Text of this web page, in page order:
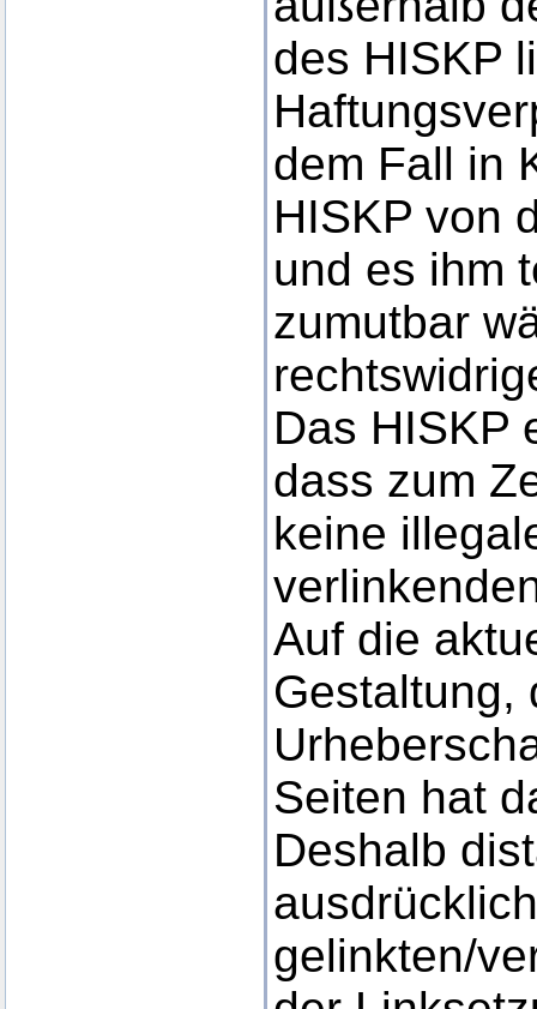
des HISKP
dem Fall in
HISKP von
und es ihm
zumutbar
Das HISKP
dass zum
keine
Auf die
Gestaltung,
Seiten hat
Deshalb
gelinkten/